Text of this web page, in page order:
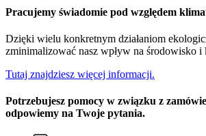
Pracujemy świadomie pod względem
Dzięki wielu konkretnym działaniom
zminimalizować nasz wpływ na środowisko i
Tutaj znajdziesz więcej informacji.
Potrzebujesz pomocy w związku z
odpowiemy na Twoje pytania.